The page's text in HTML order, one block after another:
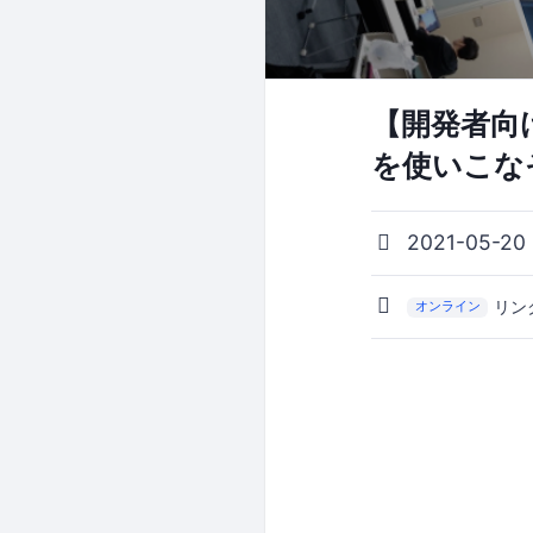
【開発者
を使いこな
2021-05-20
オンライン リ